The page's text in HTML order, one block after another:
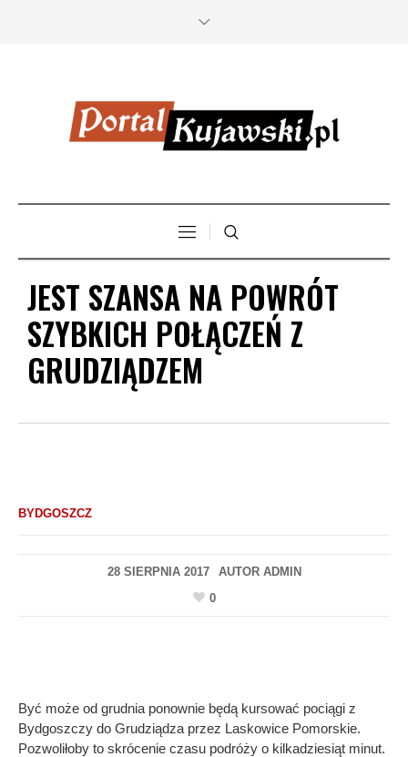
JEST SZANSA NA POWRÓT
SZYBKICH POŁĄCZEŃ Z
GRUDZIĄDZEM
BYDGOSZCZ
28 SIERPNIA 2017 AUTOR ADMIN
0
Być może od grudnia ponownie będą kursować pociągi z
Bydgoszczy do Grudziądza przez Laskowice Pomorskie.
Pozwoliłoby to skrócenie czasu podróży o kilkadziesiąt minut.